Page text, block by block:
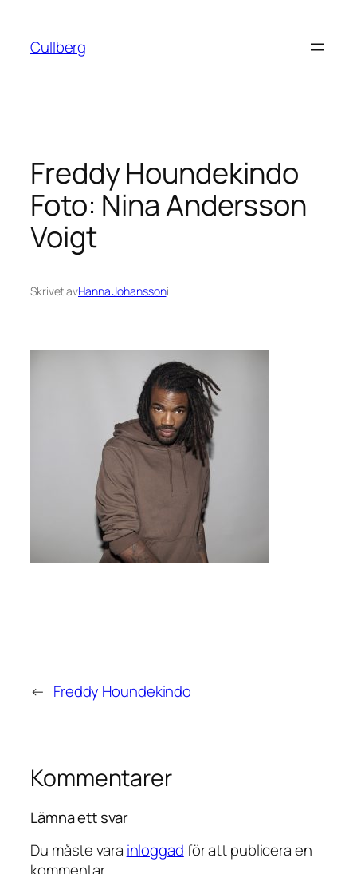
innehåll
Cullberg
Freddy Houndekindo
Foto: Nina Andersson
Voigt
Skrivet avHanna Johanssoni
← Freddy Houndekindo
Kommentarer
Lämna ett svar
Du måste vara inloggadför att publicera en
kommentar.